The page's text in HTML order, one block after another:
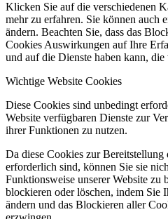
Klicken Sie auf die verschiedenen
mehr zu erfahren. Sie können auch
ändern. Beachten Sie, dass das
Cookies Auswirkungen auf Ihre
und auf die Dienste haben kann,
Wichtige Website Cookies
Diese Cookies sind unbedingt
Website verfügbaren Dienste zur
ihrer Funktionen zu nutzen.
Da diese Cookies zur Bereitstellung
erforderlich sind, können Sie sie
Funktionsweise unserer Website zu
blockieren oder löschen, indem Sie
ändern und das Blockieren aller